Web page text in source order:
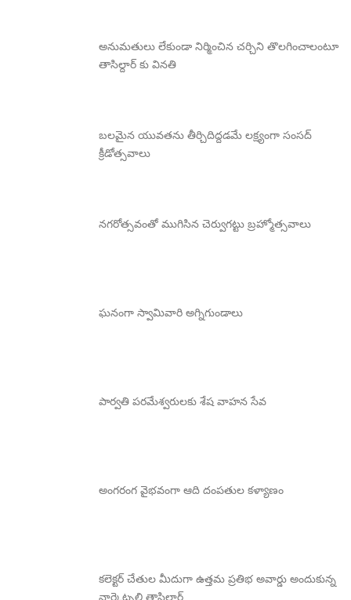
అనుమతులు లేకుండా నిర్మించిన చర్చిని తొలగించాలంటూ
తాసిల్దార్ కు వినతి
బలమైన యువతను తీర్చిదిద్దడమే లక్ష్యంగా సంసద్
క్రీడోత్సవాలు
నగరోత్సవంతో ముగిసిన చెర్వుగట్టు బ్రహ్మోత్సవాలు
ఘనంగా స్వామివారి అగ్నిగుండాలు
పార్వతి పరమేశ్వరులకు శేష వాహన సేవ
అంగరంగ వైభవంగా ఆది దంపతుల కళ్యాణం
కలెక్టర్ చేతుల మీదుగా ఉత్తమ ప్రతిభ అవార్డు అందుకున్న
నార్కెట్పల్లి తాసిల్దార్